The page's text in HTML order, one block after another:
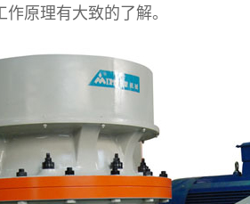
原理有大致的了解。